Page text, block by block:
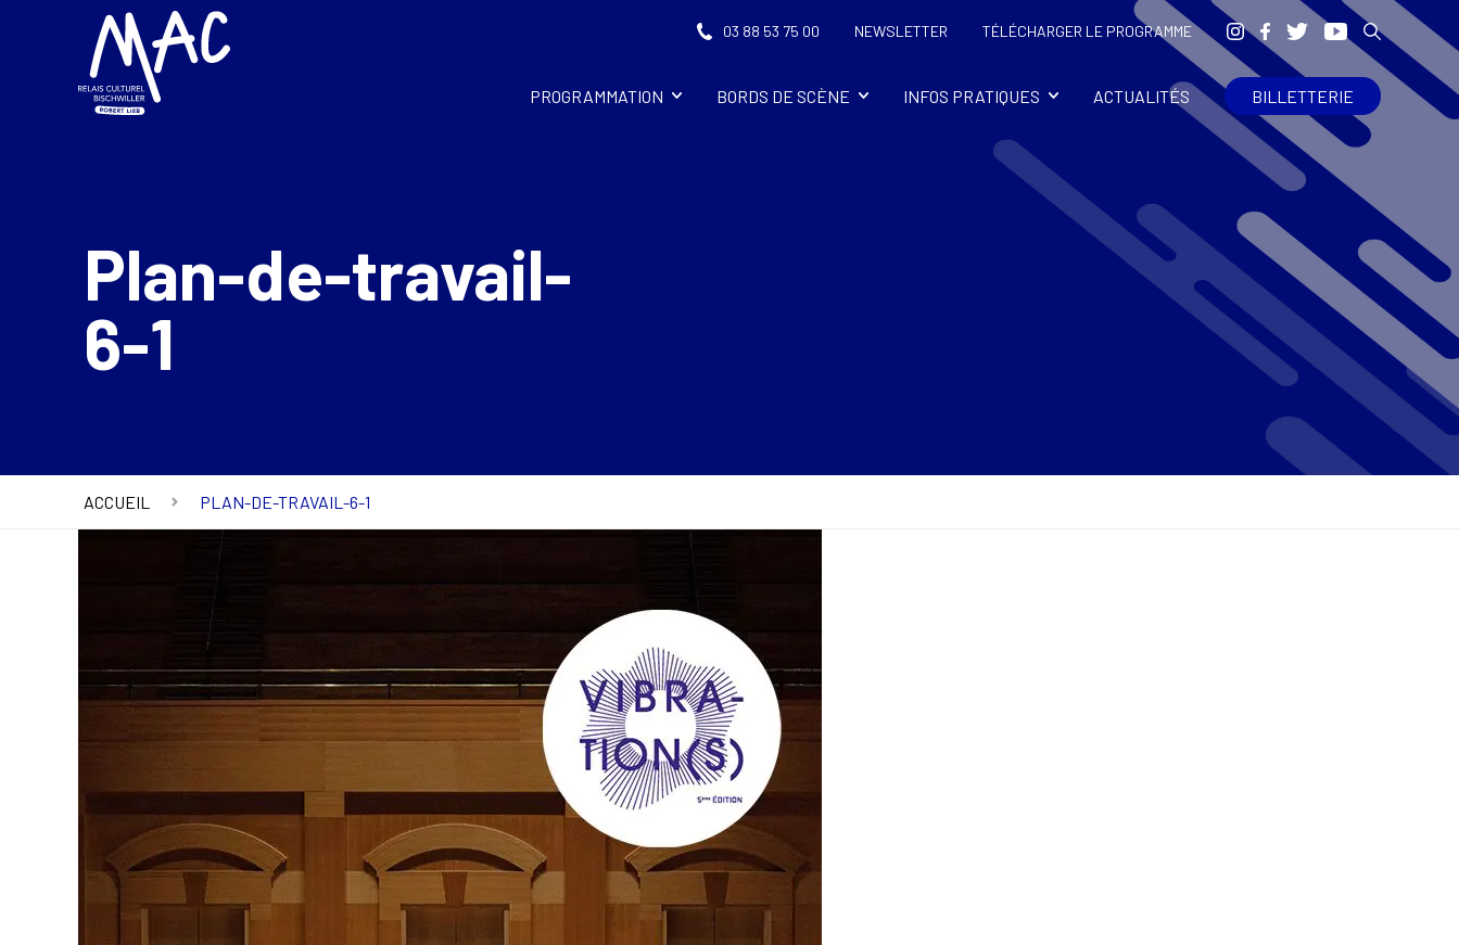
03 88 53 75 00 NEWSLETTER TÉLÉCHARGER LE PROGRAMME
PROGRAMMATION BORDS DE SCÈNE INFOS PRATIQUES ACTUALITÉS BILLETTERIE
Plan-de-travail-
6-1
ACCUEIL PLAN-DE-TRAVAIL-6-1